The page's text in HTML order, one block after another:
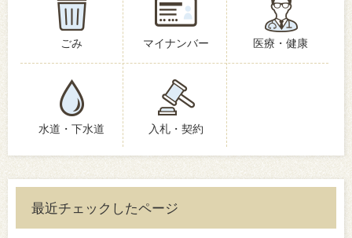
ごみ マイナンバー 医療・健康
水道・下水道 入札・契約
最近チェックしたページ